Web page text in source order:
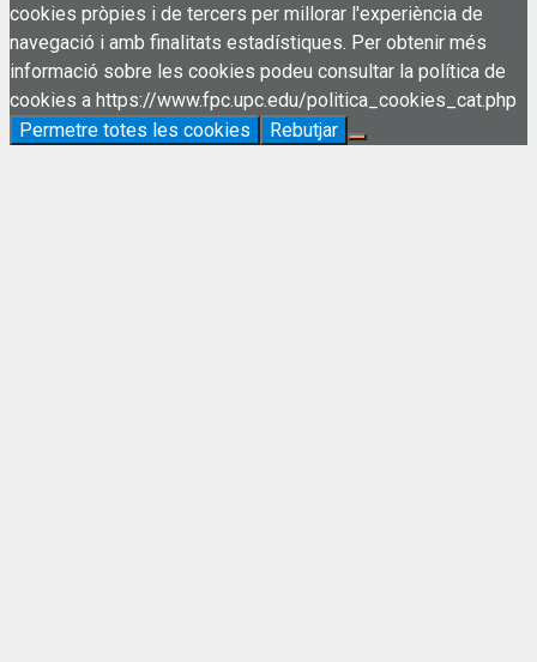
cookies pròpies i de tercers per millorar l'experiència de
navegació i amb finalitats estadístiques. Per obtenir més
informació sobre les cookies podeu consultar la política de
cookies a https://www.fpc.upc.edu/politica_cookies_cat.php
Permetre totes les cookies
Rebutjar